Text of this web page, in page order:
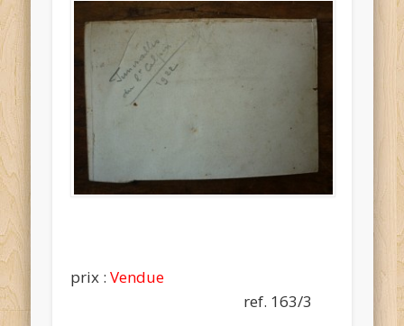
prix :Vendue
ref. 163/3